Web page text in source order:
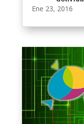
Ene 23, 2016